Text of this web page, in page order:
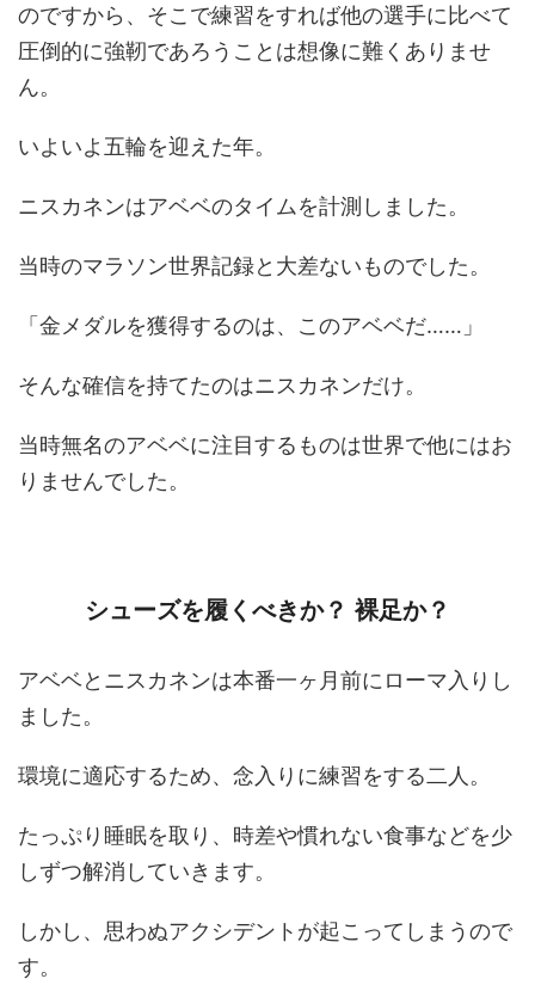
のですから、そこで練習をすれば他の選手に比べて
圧倒的に強靭であろうことは想像に難くありませ
ん。
いよいよ五輪を迎えた年。
ニスカネンはアベベのタイムを計測しました。
当時のマラソン世界記録と大差ないものでした。
「金メダルを獲得するのは、このアベベだ……」
そんな確信を持てたのはニスカネンだけ。
当時無名のアベベに注目するものは世界で他にはお
りませんでした。
シューズを履くべきか？ 裸足か？
アベベとニスカネンは本番一ヶ月前にローマ入りし
ました。
環境に適応するため、念入りに練習をする二人。
たっぷり睡眠を取り、時差や慣れない食事などを少
しずつ解消していきます。
しかし、思わぬアクシデントが起こってしまうので
す。